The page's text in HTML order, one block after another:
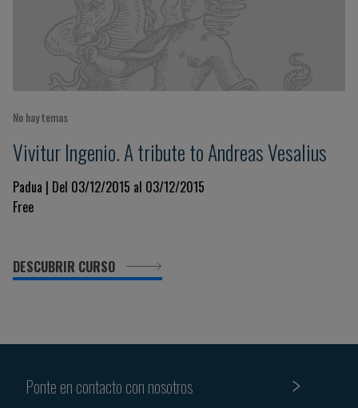
No hay temas
Vivitur Ingenio. A tribute to Andreas Vesalius
Padua | Del 03/12/2015 al 03/12/2015
Free
DESCUBRIR CURSO
Ponte en contacto con nosotros